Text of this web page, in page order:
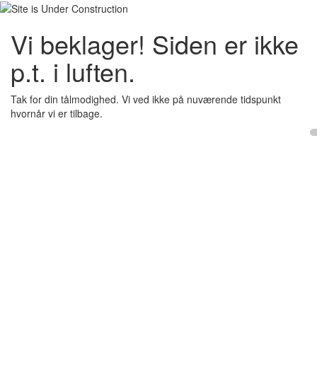
Vi beklager! Siden er ikke
p.t. i luften.
Tak for din tålmodighed. Vi ved ikke på nuværende tidspunkt
hvornår vi er tilbage.